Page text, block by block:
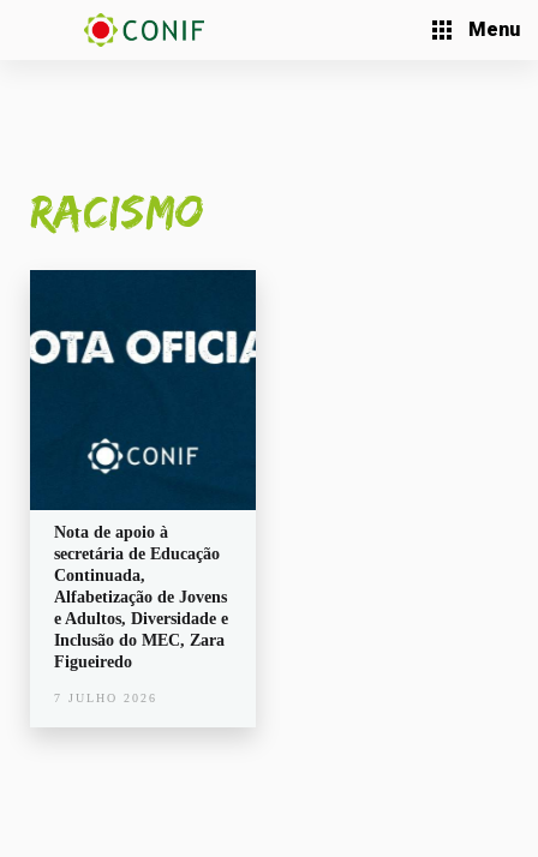
Menu
racismo
Nota de apoio à
secretária de Educação
Continuada,
Alfabetização de Jovens
e Adultos, Diversidade e
Inclusão do MEC, Zara
Figueiredo
7 JULHO 2026